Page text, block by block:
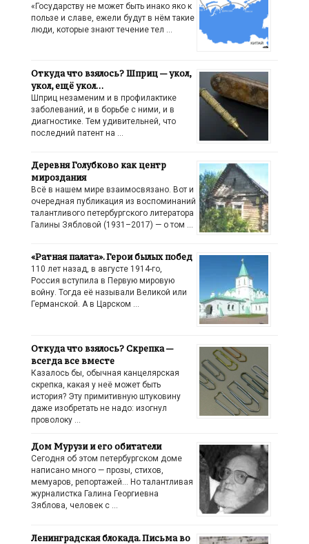
«Государству не может быть инако яко к
пользе и славе, ежели будут в нём такие
люди, которые знают течение тел …
Откуда что взялось? Шприц — укол,
укол, ещё укол…
Шприц незаменим и в профилактике
заболеваний, и в борьбе с ними, и в
диагностике. Тем удивительней, что
последний патент на …
Деревня Голубково как центр
мироздания
Всё в нашем мире взаимосвязано. Вот и
очередная публикация из воспоминаний
талантливого петербургского литератора
Галины Зябловой (1931–2017) — о том …
«Ратная палата». Герои былых побед
110 лет назад, в августе 1914-го,
Россия вступила в Первую мировую
войну. Тогда её называли Великой или
Германской. А в Царском …
Откуда что взялось? Скрепка —
всегда все вместе
Казалось бы, обычная канцелярская
скрепка, какая у неё может быть
история? Эту примитивную штуковину
даже изобретать не надо: изогнул
проволоку …
Дом Мурузи и его обитатели
Сегодня об этом петербургском доме
написано много — прозы, стихов,
мемуаров, репортажей… Но талантливая
журналистка Галина Георгиевна
Зяблова, человек с …
Ленинградская блокада. Письма во